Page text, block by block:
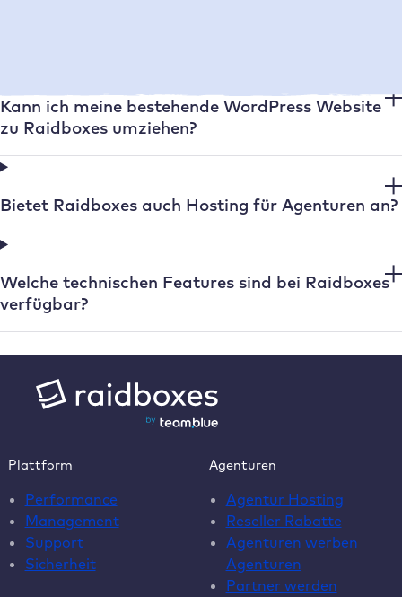
Kann ich meine bestehende WordPress Website
zu Raidboxes umziehen?
Bietet Raidboxes auch Hosting für Agenturen an?
Welche technischen Features sind bei Raidboxes
verfügbar?
Plattform
Performance
Management
Support
Sicherheit
Agenturen
Agentur Hosting
Reseller Rabatte
Agenturen werben
Agenturen
Partner werden